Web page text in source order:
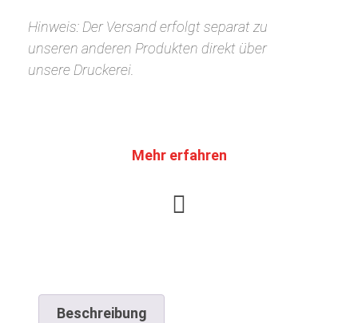
Hinweis: Der Versand erfolgt separat zu
unseren anderen Produkten direkt über
unsere Druckerei.
Mehr erfahren
Beschreibung